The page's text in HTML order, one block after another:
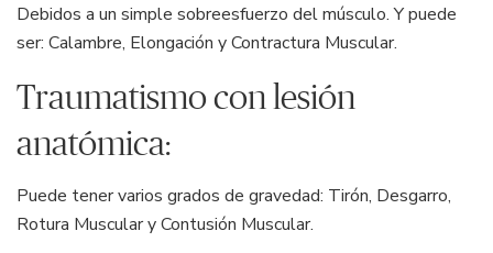
Debidos a un simple sobreesfuerzo del músculo. Y puede
ser: Calambre, Elongación y Contractura Muscular.
Traumatismo con lesión
anatómica:
Puede tener varios grados de gravedad: Tirón, Desgarro,
Rotura Muscular y Contusión Muscular.